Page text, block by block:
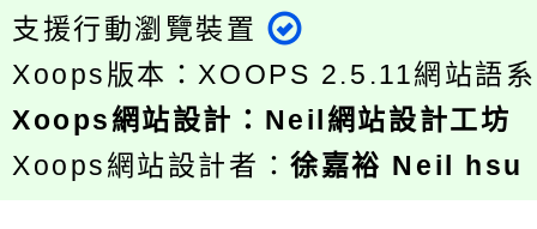
支援行動瀏覽裝置
Xoops版本：XOOPS 2.5.11網站語
Xoops網站設計 ： Neil網站設計工坊
Xoops網站設計者：徐嘉裕 Neil hsu